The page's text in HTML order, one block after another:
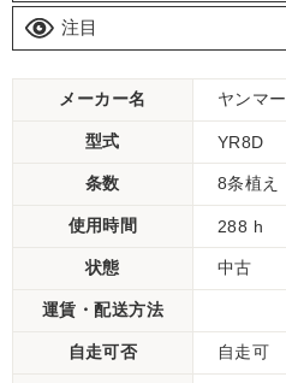
注目
メーカー名 ヤンマー
型式 YR8D
条数 8条植え
使用時間 288 h
状態 中古
運賃・配送方法
自走可否 自走可